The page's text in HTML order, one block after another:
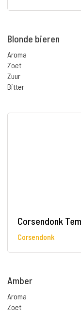
Blonde bieren
Aroma
Zoet
Zuur
Bitter
Corsendonk
Corsendonk
Amber
Aroma
Zoet